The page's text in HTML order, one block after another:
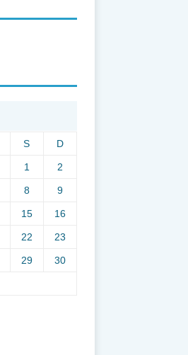
S D
1 2
8 9
15 16
22 23
29 30